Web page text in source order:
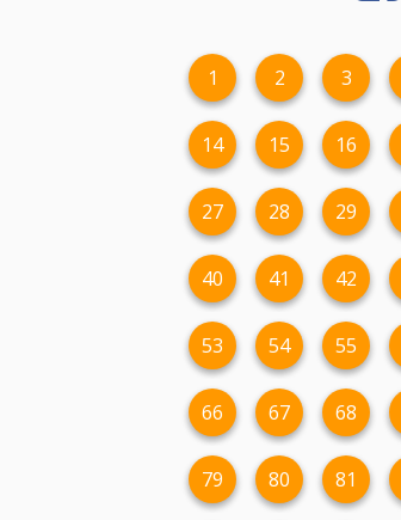
1 2 3
14 15 16
27 28 29
40 41 42
53 54 55
66 67 68
79 80 81